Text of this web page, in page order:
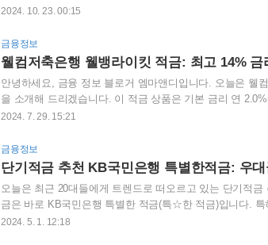
바로 여러분을 위한 선택입니다. 지금부터 'KB스타적금2'
'KB스타적금'보다 더 높은 금리와 쉽게 가입할 수 있는 방
능하기 때문에, 비대면 가입이 어려운 사람들도 쉽게 이용
본 금리는 연 2%입니다. 신규 고객으로서 첫..
2024. 10. 23. 00:15
금융정보
웰컴저축은행 웰뱅라이킷 적금: 최고 14%
안녕하세요, 금융 정보 블로거 엠마앤디입니다. 오늘은 웰
을 소개해 드리겠습니다. 이 적금 상품은 기본 금리 연
를 받을 수 있어 많은 관심을 받고 있습니다. 월 최대 30만
소개 웰뱅라이킷(LIKIT) 적금은 웰컴저축은행이 제공하는
양한 혜택으로 주목받고 있습니다. 기본적으로 월 최대 30
적금입니다. 기본 금리는 연 2.0%(세전)로 설정되어 ..
2024. 7. 29. 15:21
금융정보
단기적금 추천 KB국민은행 특별한적금: 우대
오늘은 최근 20대들에게 트렌드로 떠오르고 있는 단기적
금은 바로 KB국민은행 특별한 적금(특☆한 적금)입니다.
좀더 자세히 알아보도록 하겠습니다. KB 국민은행 특별한
2024. 5. 1. 12:18